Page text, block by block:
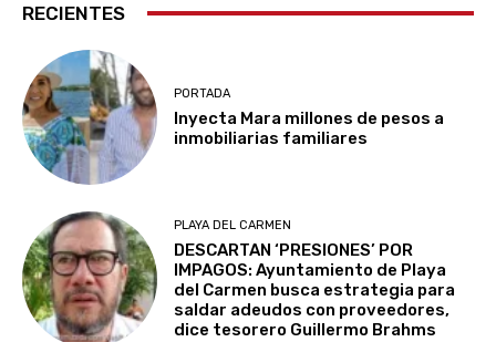
RECIENTES
PORTADA
Inyecta Mara millones de pesos a
inmobiliarias familiares
PLAYA DEL CARMEN
DESCARTAN ‘PRESIONES’ POR
IMPAGOS: Ayuntamiento de Playa
del Carmen busca estrategia para
saldar adeudos con proveedores,
dice tesorero Guillermo Brahms